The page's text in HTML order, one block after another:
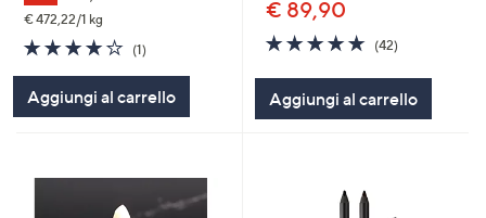
€ 472,22/1 kg
4.0
of
Stars
(1)
Aggiungi al carrello
€ 89,90
4.7
of
5
Stars
(42)
Aggiungi al carrello